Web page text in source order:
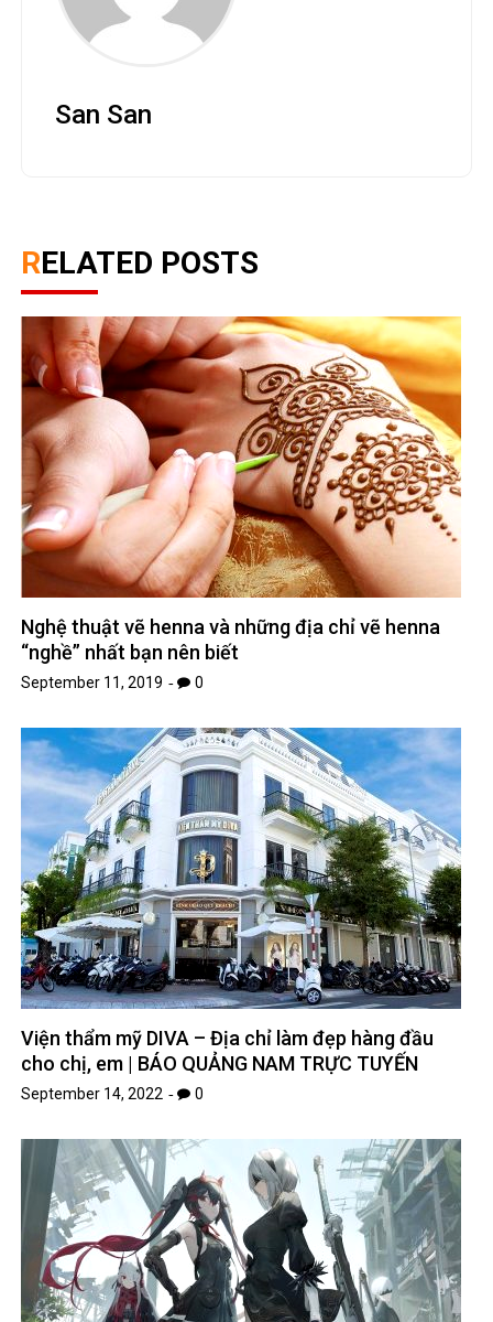
San San
RELATED POSTS
Nghệ thuật vẽ henna và những địa chỉ vẽ henna
“nghề” nhất bạn nên biết
September 11, 2019 0
Viện thẩm mỹ DIVA – Địa chỉ làm đẹp hàng đầu
cho chị, em | BÁO QUẢNG NAM TRỰC TUYẾN
September 14, 2022 0